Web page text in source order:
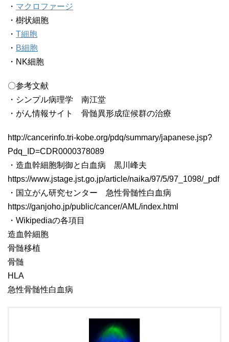
・ マクロファージ
・樹状細胞
・ T細胞
・ B細胞
・NK細胞
〇参考文献
・シンプル病理学 南江堂
・がん情報サイト 骨髄異形成症候群の治療
http://cancerinfo.tri-kobe.org/pdq/summary/japanese.jsp?
Pdq_ID=CDR0000378089
・造血幹細胞制御と白血病 黒川峰夫
https://www.jstage.jst.go.jp/article/naika/97/5/97_1098/_pdf
・国立がん研究センター 急性骨髄性白血病
https://ganjoho.jp/public/cancer/AML/index.html
・Wikipediaの各項目
造血幹細胞
骨髄移植
骨髄
HLA
急性骨髄性白血病